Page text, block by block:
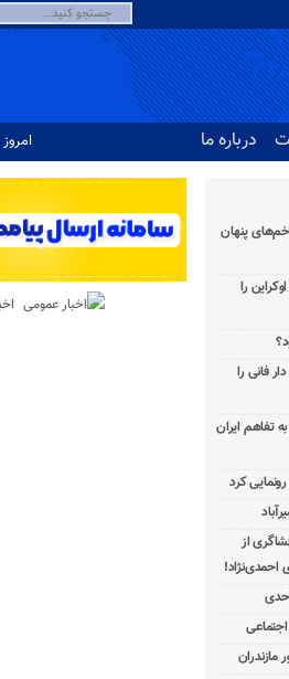
درباره ما امروز :
پنهان
را
فانی را
به تفاهم ایران
از